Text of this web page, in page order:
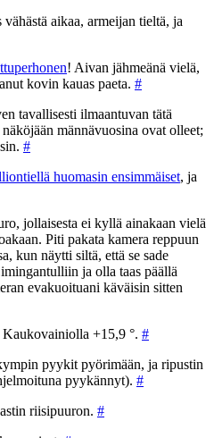
vähästä aikaa, armeijan tieltä, ja
! Aivan jähmeänä vielä,
kovin kauas paeta. #
tavallisesti ilmaantuvan tätä
männävuosina ovat olleet;
#
huomasin ensimmäiset, ja
jollaisesta ei kyllä ainakaan vielä
Piti pakata kamera reppuun
kun näytti siltä, että se sade
ja olla taas päällä
evakuoituani käväisin sitten
+15,9 °. #
pyykit pyörimään, ja ripustin
pyykännyt). #
riisipuuron. #